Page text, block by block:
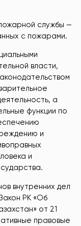
службы —
с пожарами.
власти,
а
функции по
и
и
внутренних дел
РК «Об
от 21
правовые